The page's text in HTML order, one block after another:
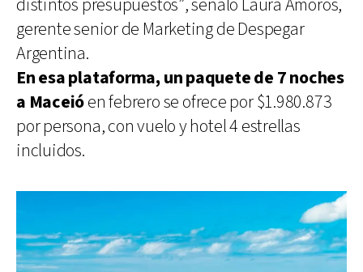
distintos presupuestos”, señaló Laura Amorós,
gerente senior de Marketing de Despegar
Argentina.
En esa plataforma, un paquete de 7 noches
a Maceióen febrero se ofrece por $1.980.873
por persona, con vuelo y hotel 4 estrellas
incluidos.